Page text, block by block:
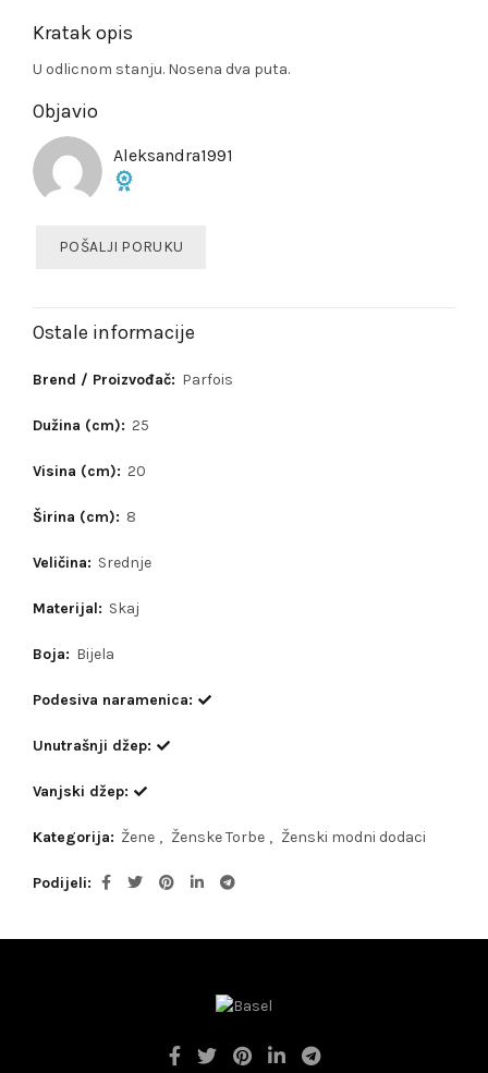
Kratak opis
U odlicnom stanju. Nosena dva puta.
Objavio
Aleksandra1991
POŠALJI PORUKU
Ostale informacije
Brend / Proizvođač: Parfois
Dužina (cm): 25
Visina (cm): 20
Širina (cm): 8
Veličina: Srednje
Materijal: Skaj
Boja: Bijela
Podesiva naramenica:
Unutrašnji džep:
Vanjski džep:
Kategorija: Žene , Ženske Torbe , Ženski modni dodaci
Podijeli